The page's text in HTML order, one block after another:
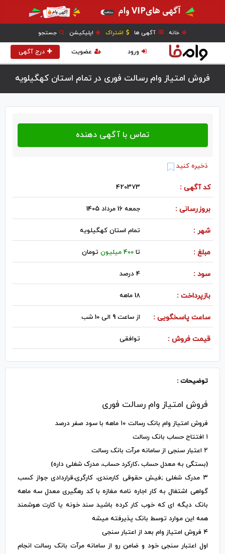
خانه آگهی ها اشتراک اپلیکیشن جستجو
درج آگهی عضویت ورود
فروش امتیاز وام رسالت فوری در تمام استان کهگیلویه
ذخیره کنید
کد آگهی : 420373
بروزرسانی : جمعه 16 مرداد 1405
شهر : تمام استان کهگیلویه
مبلغ : تا400 میلیون تومان
سود : 4 درصد
بازپرداخت : 18 ماهه
ساعت پاسخگویی : از ساعت 9 الی 10 شب
قیمت فروش : توافقی
توضیحات :
فروش امتیاز وام رسالت فوری
فروش امتیاز وام بانک رسالت ۱۰ ماهه با سود صفر درصد
۱ افتتاح حساب بانک رسالت
۲ اعتبار سنجی از سامانه مرآت بانک رسالت
(بستگی به معدل حساب ،کارکرد حساب، مدرک شغلی داره)
۳ مدرک شغلی ;فیش حقوقی کارمندی، کارگری،قراردادی جواز کسب
گواهی اشتغال به کار اجاره نامه مغازه با کد رهگیری معدل سه ماهه
بانک دیگه ای که خوب کار کرده باشید سند خونه یا کارت هوشمند
همه این موارد توسط بانک پذیرفته میشه
۴ فروش امتیاز وام بعد از اعتبار سنجی
اول اعتبار سنجی خود و ضامن رو از سامانه مرآت بانک رسالت انجام